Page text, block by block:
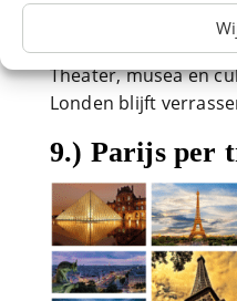
Theater, musea en
Londen blijft
9.) Parijs per